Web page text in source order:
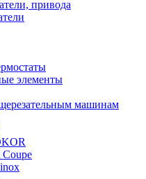
привода
элементы
машинам
Coupe